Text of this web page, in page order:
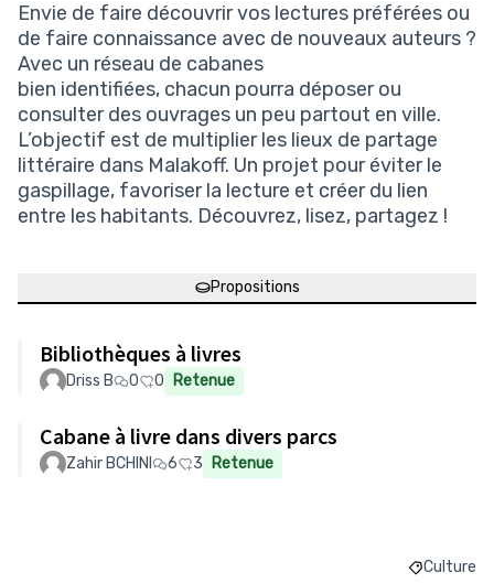
Envie de faire découvrir vos lectures préférées ou
de faire connaissance avec de nouveaux auteurs ?
Avec un réseau de cabanes
bien identifiées, chacun pourra déposer ou
consulter des ouvrages un peu partout en ville.
L’objectif est de multiplier les lieux de partage
littéraire dans Malakoff. Un projet pour éviter le
gaspillage, favoriser la lecture et créer du lien
entre les habitants. Découvrez, lisez, partagez !
Propositions
Bibliothèques à livres
Driss B 0 0 Retenue
Cabane à livre dans divers parcs
Zahir BCHINI 6 3 Retenue
Filtrer
Culture